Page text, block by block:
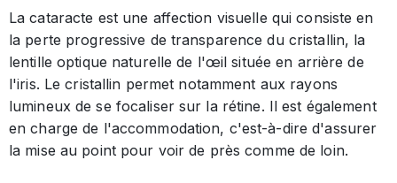
La cataracte est une affection visuelle qui consiste en
la perte progressive de transparence du cristallin, la
lentille optique naturelle de l'œil située en arrière de
l'iris. Le cristallin permet notamment aux rayons
lumineux de se focaliser sur la rétine. Il est également
en charge de l'accommodation, c'est-à-dire d'assurer
la mise au point pour voir de près comme de loin.